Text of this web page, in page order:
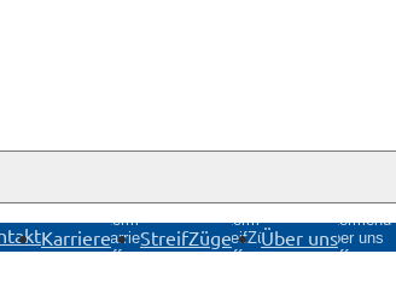
Karriere
Untermenü
Karriere
öffnen
StreifZüge
Untermenü
StreifZüge
öffnen
Über uns
Untermenü
Über uns
öffnen